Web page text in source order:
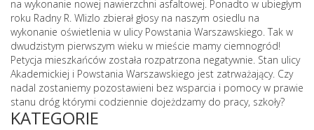
na wykonanie nowej nawierzchni asfaltowej. Ponadto w ubiegłym
roku Radny R. Wlizlo zbierał głosy na naszym osiedlu na
wykonanie oświetlenia w ulicy Powstania Warszawskiego. Tak w
dwudzistym pierwszym wieku w mieście mamy ciemnogród!
Petycja mieszkańców została rozpatrzona negatywnie. Stan ulicy
Akademickiej i Powstania Warszawskiego jest zatrważający. Czy
nadal zostaniemy pozostawieni bez wsparcia i pomocy w prawie
stanu dróg którymi codziennie dojeżdzamy do pracy, szkoły?
KATEGORIE